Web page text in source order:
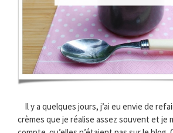
Il y a quelques jours, j’ai eu envie de
crèmes que je réalise assez souvent et je